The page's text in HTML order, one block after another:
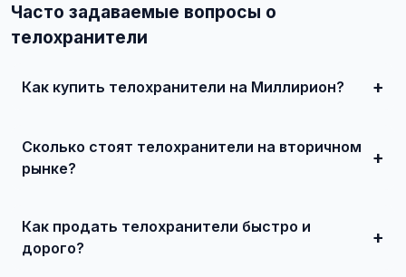
Часто задаваемые вопросы о
телохранители
Как купить телохранители на Миллирион?
встрече и совершите сделку. Для дорогих автомобилей
рекомендуется провести независимую экспертизу.
Сколько стоят телохранители на вторичном
рынке?
представлены предложения от 50 000 ₽ до нескольких
миллионов рублей.
Как продать телохранители быстро и
дорого?